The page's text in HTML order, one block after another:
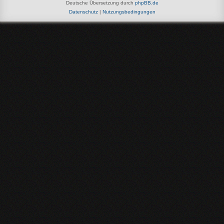
Deutsche Übersetzung durch phpBB.de
Datenschutz| Nutzungsbedingungen